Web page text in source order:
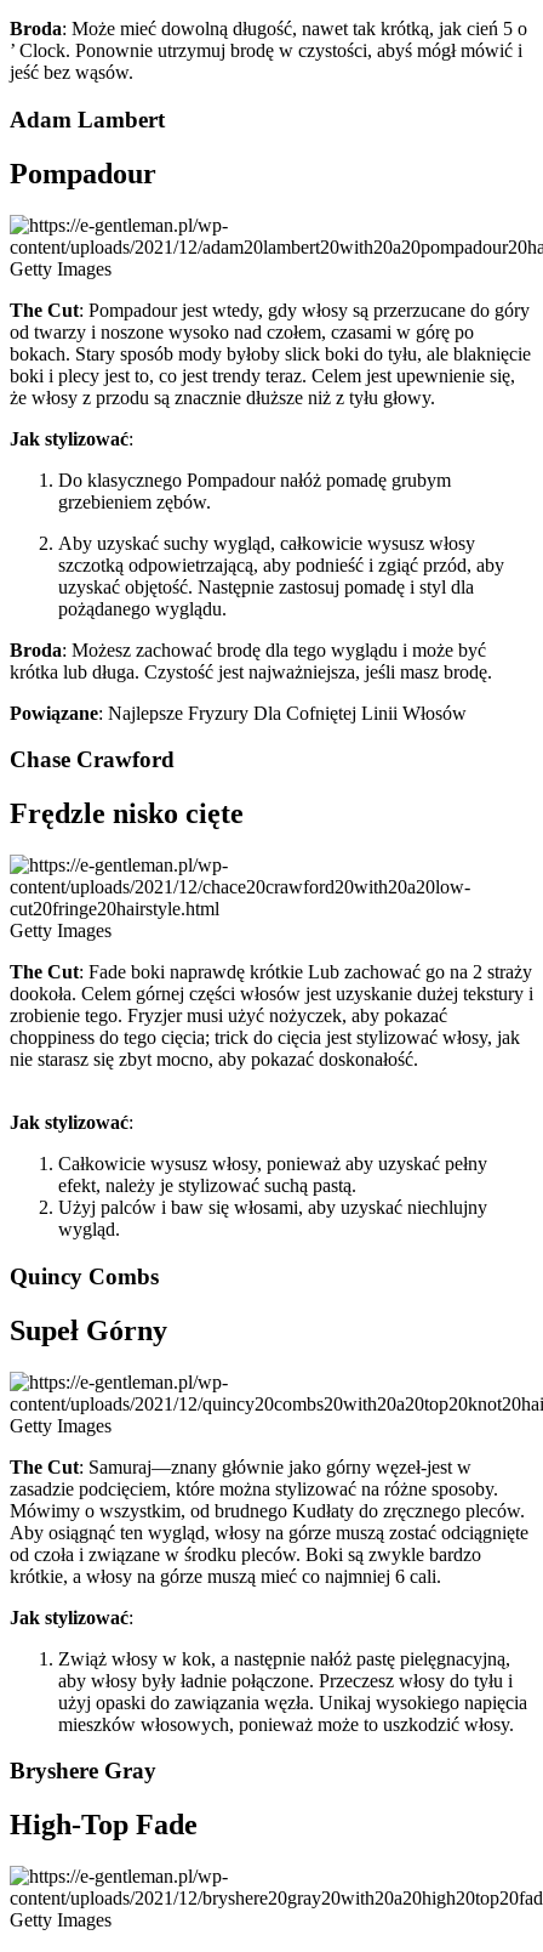
Broda: Może mieć dowolną długość, nawet tak krótką, jak cień 5 o
’ Clock. Ponownie utrzymuj brodę w czystości, abyś mógł mówić i
jeść bez wąsów.
Adam Lambert
Pompadour
Getty Images
The Cut: Pompadour jest wtedy, gdy włosy są przerzucane do góry
od twarzy i noszone wysoko nad czołem, czasami w górę po
bokach. Stary sposób mody byłoby slick boki do tyłu, ale blaknięcie
boki i plecy jest to, co jest trendy teraz. Celem jest upewnienie się,
że włosy z przodu są znacznie dłuższe niż z tyłu głowy.
Jak stylizować:
Do klasycznego Pompadour nałóż pomadę grubym
grzebieniem zębów.
Aby uzyskać suchy wygląd, całkowicie wysusz włosy
szczotką odpowietrzającą, aby podnieść i zgiąć przód, aby
uzyskać objętość. Następnie zastosuj pomadę i styl dla
pożądanego wyglądu.
Broda: Możesz zachować brodę dla tego wyglądu i może być
krótka lub długa. Czystość jest najważniejsza, jeśli masz brodę.
Powiązane: Najlepsze Fryzury Dla Cofniętej Linii Włosów
Chase Crawford
Frędzle nisko cięte
Getty Images
The Cut: Fade boki naprawdę krótkie Lub zachować go na 2 straży
dookoła. Celem górnej części włosów jest uzyskanie dużej tekstury i
zrobienie tego. Fryzjer musi użyć nożyczek, aby pokazać
choppiness do tego cięcia; trick do cięcia jest stylizować włosy, jak
nie starasz się zbyt mocno, aby pokazać doskonałość.
Jak stylizować:
Całkowicie wysusz włosy, ponieważ aby uzyskać pełny
efekt, należy je stylizować suchą pastą.
Użyj palców i baw się włosami, aby uzyskać niechlujny
wygląd.
Quincy Combs
Supeł Górny
Getty Images
The Cut: Samuraj—znany głównie jako górny węzeł-jest w
zasadzie podcięciem, które można stylizować na różne sposoby.
Mówimy o wszystkim, od brudnego Kudłaty do zręcznego pleców.
Aby osiągnąć ten wygląd, włosy na górze muszą zostać odciągnięte
od czoła i związane w środku pleców. Boki są zwykle bardzo
krótkie, a włosy na górze muszą mieć co najmniej 6 cali.
Jak stylizować:
Zwiąż włosy w kok, a następnie nałóż pastę pielęgnacyjną,
aby włosy były ładnie połączone. Przeczesz włosy do tyłu i
użyj opaski do zawiązania węzła. Unikaj wysokiego napięcia
mieszków włosowych, ponieważ może to uszkodzić włosy.
Bryshere Gray
High-Top Fade
Getty Images